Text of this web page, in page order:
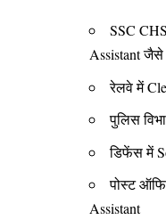
SSC
Assistant जैसे
रेलवे में
पुलिस
डिफेंस में
पोस्ट
Assistant